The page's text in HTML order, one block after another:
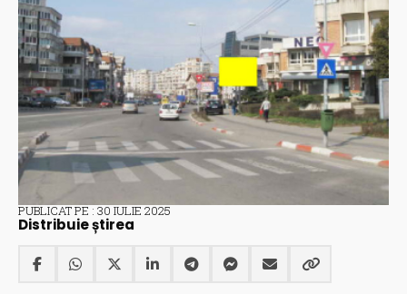
PUBLICAT PE : 30 IULIE 2025
Distribuie știrea